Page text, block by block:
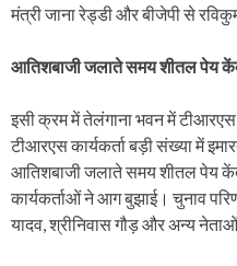
मंत्री जाना रेड्डी और बीजेपी से
आतिशबाजी जलाते समय शीतल पेय
इसी क्रम में तेलंगाना भवन में टीआरएस
टीआरएस कार्यकर्ता बड़ी संख्या में
आतिशबाजी जलाते समय शीतल पेय
कार्यकर्ताओं ने आग बुझाई। चुनाव
यादव, श्रीनिवास गौड़ और अन्य नेताओं